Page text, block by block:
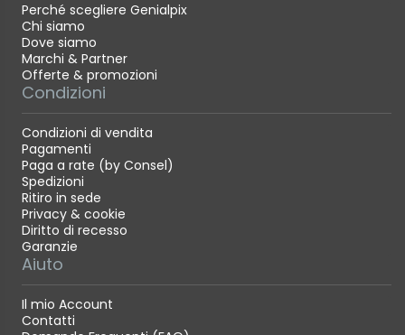
Perché scegliere Genialpix
Chi siamo
Dove siamo
Marchi & Partner
Offerte & promozioni
Condizioni
Condizioni di vendita
Pagamenti
Paga a rate (by Consel)
Spedizioni
Ritiro in sede
Privacy & cookie
Diritto di recesso
Garanzie
Aiuto
Il mio Account
Contatti